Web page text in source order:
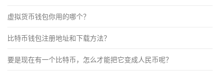
虚拟货币钱包你用的哪个？
比特币钱包注册地址和下载方法？
要是现在有一个比特币，怎么才能把它变成人民币呢？